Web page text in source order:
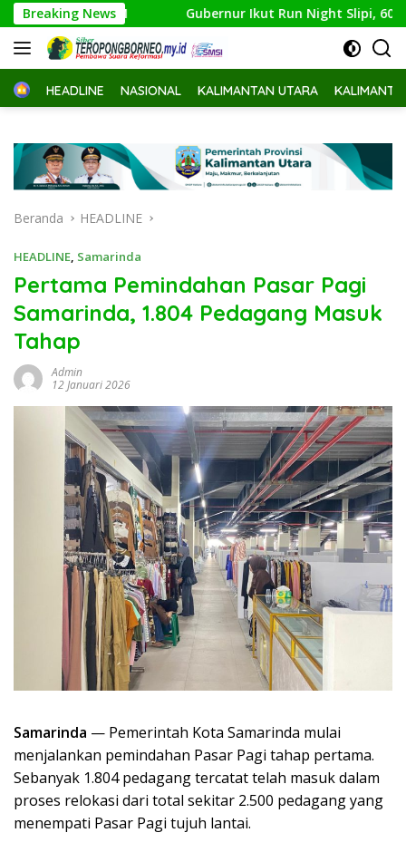
Langsung
ke
konten
Breaking News
KPM Gubernur Ikut Run Night Slipi, 600 Peserta
HomeHEADLINE NASIONAL KALIMANTAN UTARA
Beranda HEADLINE
HEADLINE, Samarinda
Pertama Pemindahan Pasar Pagi
Samarinda, 1.804 Pedagang Masuk
Tahap
Admin
12 Januari 2026
Samarinda — Pemerintah Kota Samarinda mulai
menjalankan pemindahan Pasar Pagi tahap pertama.
Sebanyak 1.804 pedagang tercatat telah masuk dalam
proses relokasi dari total sekitar 2.500 pedagang yang
menempati Pasar Pagi tujuh lantai.